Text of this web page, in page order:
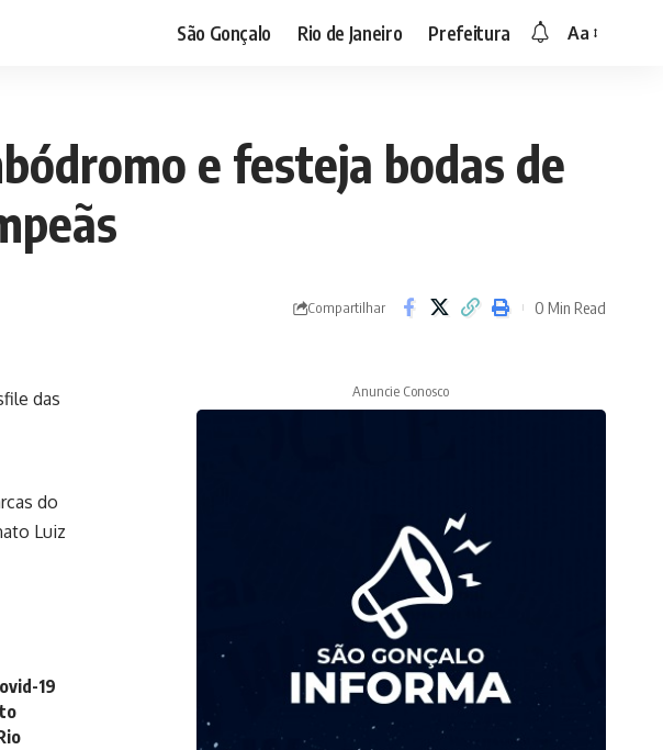
São Gonçalo Rio de Janeiro Prefeitura Aa
e festeja bodas de
Compartilhar 0 Min Read
do
Luiz
19
Anuncie Conosco